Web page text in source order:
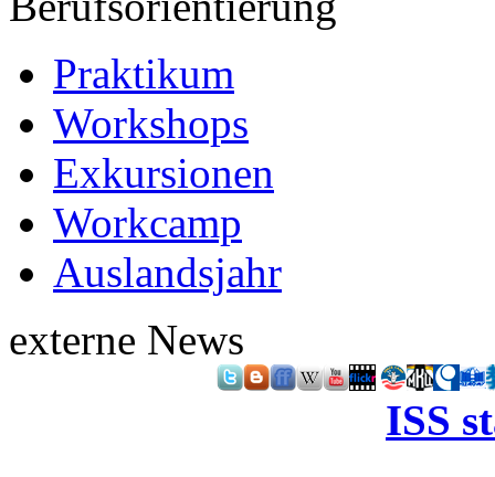
Praktikum
Workshops
Exkursionen
Workcamp
Auslandsjahr
externe News
ISS